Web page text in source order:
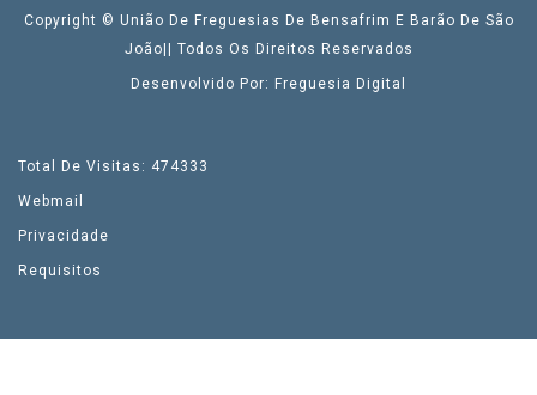
Copyright © União De Freguesias De Bensafrim E Barão De São
João|| Todos Os Direitos Reservados
Desenvolvido Por: Freguesia Digital
Total De Visitas: 474333
Webmail
Privacidade
Requisitos